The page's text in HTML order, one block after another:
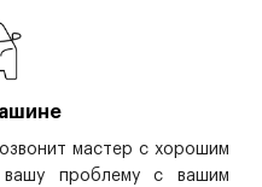
мастер с хорошим
вашу проблему с вашим